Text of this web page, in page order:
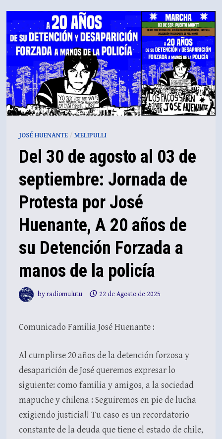
JOSÉ HUENANTE/ MELIPULLI
Del 30 de agosto al 03 de
septiembre: Jornada de
Protesta por José
Huenante, A 20 años de
su Detención Forzada a
manos de la policía
byradiomulutu 22 de Agosto de 2025
Comunicado Familia José Huenante :
Al cumplirse 20 años de la detención forzosa y
desaparición de José queremos expresar lo
siguiente: como familia y amigos, a la sociedad
mapuche y chilena : Seguiremos en pie de lucha
exigiendo justicia!! Tu caso es un recordatorio
constante de la deuda que tiene el estado de chile,